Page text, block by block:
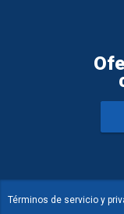
Términos de servicio y